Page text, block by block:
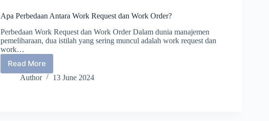
Apa Perbedaan Antara Work Request dan Work Order?
Perbedaan Work Request dan Work Order Dalam dunia manajemen
pemeliharaan, dua istilah yang sering muncul adalah work request dan
work…
Read More
Apa
Perbedaan
Author 13 June 2024